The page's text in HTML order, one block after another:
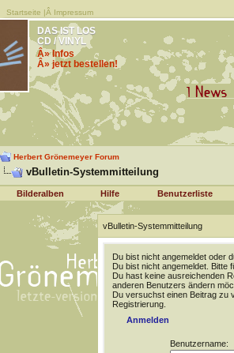
Startseite |Â Impressum
DAS IST LOS
CD / VINYL
Â» Infos
Â» jetzt bestellen!
Herbert Grönemeyer Forum
vBulletin-Systemmitteilung
Bilderalben Hilfe Benutzerliste
vBulletin-Systemmitteilung
Du bist nicht angemeldet oder
Du bist nicht angemeldet. Bitte
Du hast keine ausreichenden
anderen Benutzers ändern
Du versuchst einen Beitrag zu
Registrierung.
Anmelden
Benutzername: